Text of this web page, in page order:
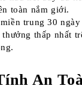
toàn nắm giới.
trung 30
thưởng thấp nhất
An